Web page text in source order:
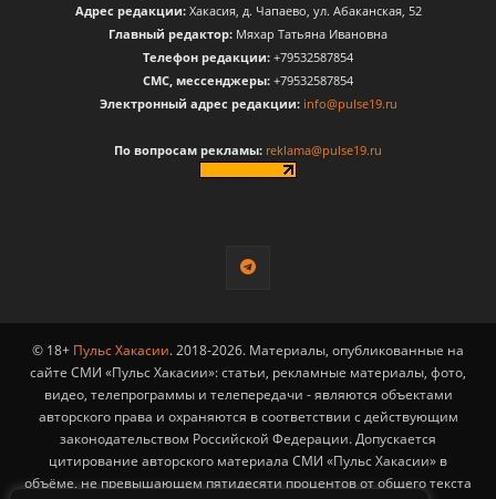
Адрес редакции:Хакасия, д. Чапаево, ул. Абаканская, 52
Главный редактор: Мяхар Татьяна Ивановна
Телефон редакции: +79532587854
CМС, мессенджеры: +79532587854
Электронный адрес редакции: info@pulse19.ru
По вопросам рекламы: reklama@pulse19.ru
© 18+ Пульс Хакасии. 2018-2026. Материалы, опубликованные на
сайте СМИ «Пульс Хакасии»: статьи, рекламные материалы, фото,
видео, телепрограммы и телепередачи - являются объектами
авторского права и охраняются в соответствии с действующим
законодательством Российской Федерации. Допускается
цитирование авторского материала СМИ «Пульс Хакасии» в
объёме, не превышающем пятидесяти процентов от общего текста